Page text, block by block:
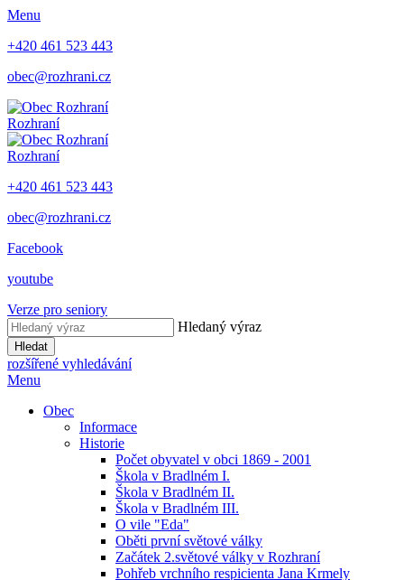
Menu
+420 461 523 443
obec@rozhrani.cz
Rozhraní
Rozhraní
+420 461 523 443
obec@rozhrani.cz
Facebook
youtube
Verze pro seniory
Hledaný výraz
Hledat
rozšířené vyhledávání
Menu
Obec
Informace
Historie
Počet obyvatel v obci 1869 - 2001
Škola v Bradlném I.
Škola v Bradlném II.
Škola v Bradlném III.
O vile "Eda"
Oběti první světové války
Začátek 2.světové války v Rozhraní
Pohřeb vrchního respicienta Jana Krmely